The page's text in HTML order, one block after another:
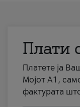
Плати
Платете ја
Мојот А1,
фактурата